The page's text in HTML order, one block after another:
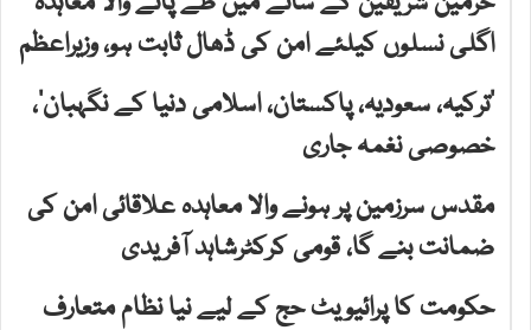
اگلی نسلوں کیلئے امن کی ڈھال ثابت ہو، وزیراعظم
‘ترکیہ، سعودیہ، پاکستان، اسلامی دنیا کے نگہبان’،
خصوصی نغمہ جاری
مقدس سرزمین پر ہونے والا معاہدہ علاقائی امن کی
ضمانت بنے گا، قومی کرکٹرشاہد آفریدی
حکومت کا پرائیویٹ حج کے لیے نیا نظام متعارف